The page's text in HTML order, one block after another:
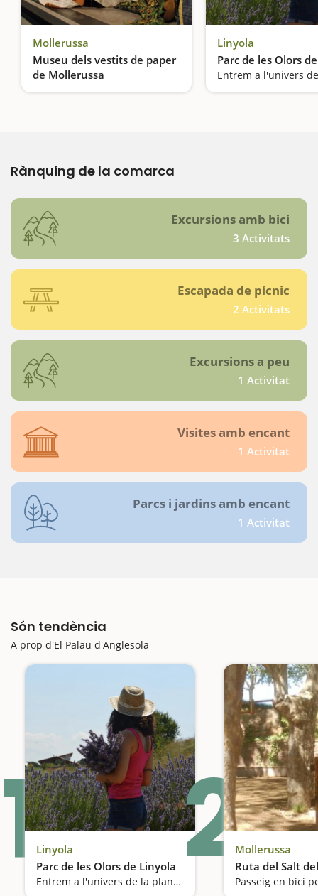
Mollerussa
Museu dels vestits de paper
de Mollerussa
Veurem el paper convertit en obra art
Linyola
Parc de les Olors
Rànquing de la comarca
Excursions amb bici
3 Activitats
Escapada de pícnic
2 Activitats
Excursions a peu
1 Activitat
Visites amb encant
1 Activitat
Parcs i jardins amb encant
1 Activitat
Són tendència
A prop d'El Palau d'Anglesola
1 Linyola
Parc de les Olors de Linyola
Entrem a l'univers de la plantes aromàtiques medicinals2Mollerussa
Ruta del Salt